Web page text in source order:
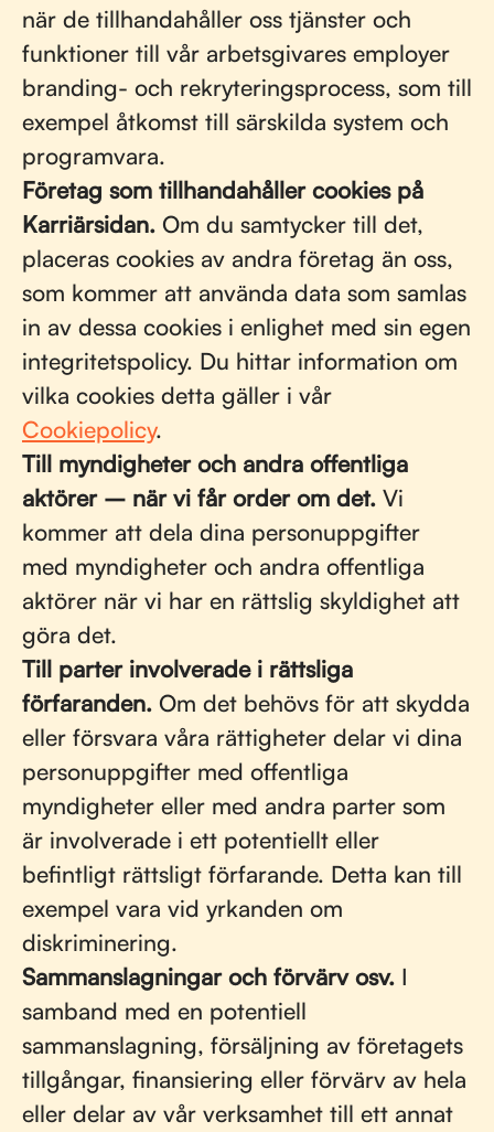
när de tillhandahåller oss tjänster och
funktioner till vår arbetsgivares employer
branding- och rekryteringsprocess, som till
exempel åtkomst till särskilda system och
programvara.
Företag som tillhandahåller cookies på
Karriärsidan. Om du samtycker till det,
placeras cookies av andra företag än oss,
som kommer att använda data som samlas
in av dessa cookies i enlighet med sin egen
integritetspolicy. Du hittar information om
vilka cookies detta gäller i vår
Cookiepolicy.
Till myndigheter och andra offentliga
aktörer – när vi får order om det. Vi
kommer att dela dina personuppgifter
med myndigheter och andra offentliga
aktörer när vi har en rättslig skyldighet att
göra det.
Till parter involverade i rättsliga
förfaranden. Om det behövs för att skydda
eller försvara våra rättigheter delar vi dina
personuppgifter med offentliga
myndigheter eller med andra parter som
är involverade i ett potentiellt eller
befintligt rättsligt förfarande. Detta kan till
exempel vara vid yrkanden om
diskriminering.
Sammanslagningar och förvärv osv. I
samband med en potentiell
sammanslagning, försäljning av företagets
tillgångar, finansiering eller förvärv av hela
eller delar av vår verksamhet till ett annat